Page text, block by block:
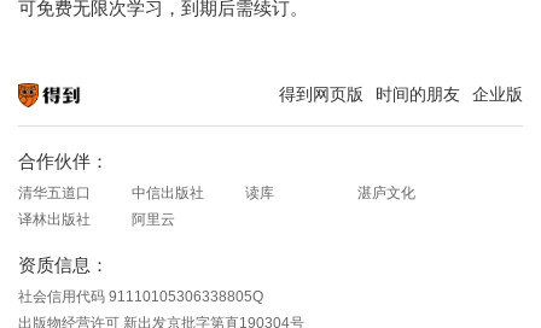
可免费无限次学习，到期后需续订。
得到网页版 时间的朋友 企业版
合作伙伴：
清华五道口 中信出版社 读库
湛庐文化
译林出版社
阿里云
资质信息：
社会信用代码 91110105306338805Q
出版物经营许可 新出发京批字第直190304号